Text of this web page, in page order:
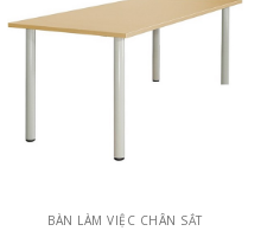
BÀN LÀM VIỆC CHÂN SẮT